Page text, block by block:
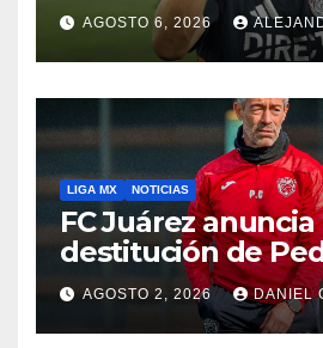
AGOSTO 6, 2026
LIGA MX NOTICIAS
FC Juárez anuncia
destitución de
Caixinha
AGOSTO 2, 2026 DANIEL